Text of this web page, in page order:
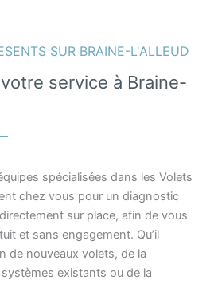
SUR BRAINE-L'ALLEUD
service à Braine-
spécialisées dans les Volets
chez vous pour un diagnostic
sur place, afin de vous
et sans engagement. Qu’il
de nouveaux volets, de la
existants ou de la